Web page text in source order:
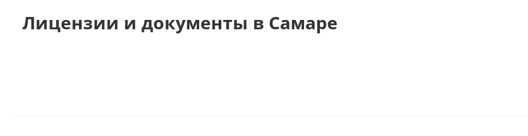
Лицензии и документы в Самаре